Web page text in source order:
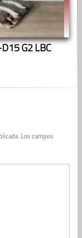
G2 LBC
Los campos